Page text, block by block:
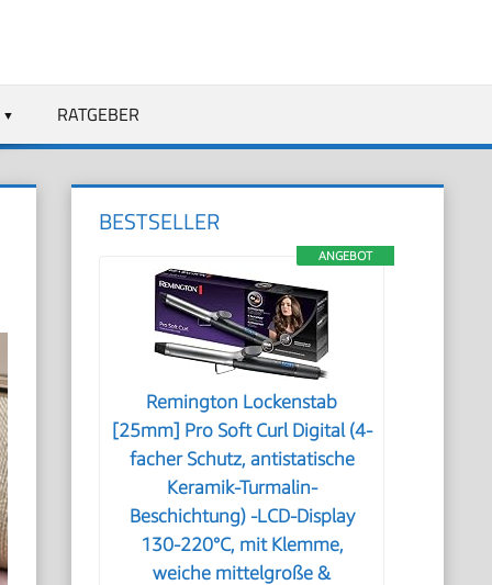
RATGEBER
BESTSELLER
ANGEBOT
Remington Lockenstab
[25mm] Pro Soft Curl Digital (4-
facher Schutz, antistatische
Keramik-Turmalin-
Beschichtung) -LCD-Display
130-220°C, mit Klemme,
weiche mittelgroße &